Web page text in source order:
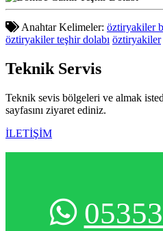
Anahtar Kelimeler: öztiryakiler
öztiryakiler teşhir dolabı öztiryakiler
Teknik Servis
Teknik sevis bölgeleri ve almak
sayfasını ziyaret ediniz.
İLETİŞİM